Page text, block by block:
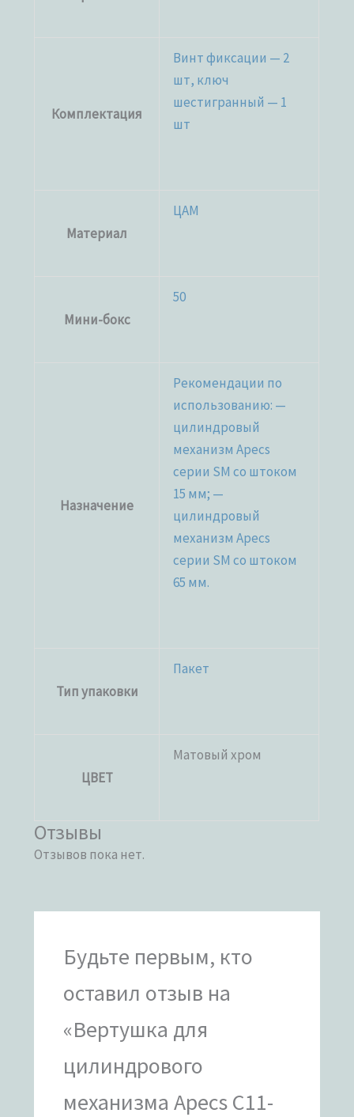
Комплектация
Винт фиксации — 2
шт, ключ
шестигранный — 1
шт
Материал
ЦАМ
Мини-бокс
50
Назначение
Рекомендации по
использованию: —
цилиндровый
механизм Apecs
серии SM со штоком
15 мм; —
цилиндровый
механизм Apecs
серии SM со штоком
65 мм.
Тип упаковки
Пакет
ЦВЕТ
Матовый хром
Отзывы
Отзывов пока нет.
Будьте первым, кто
оставил отзыв на
«Вертушка для
цилиндрового
механизма Apecs C11-